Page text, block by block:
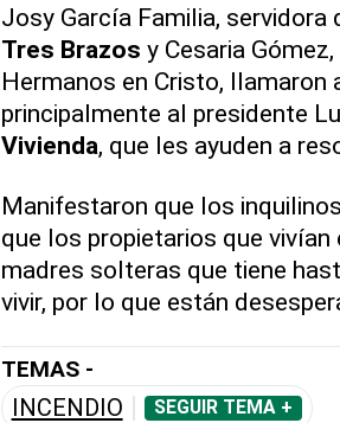
Josy García Familia, servidora
Tres Brazos y Cesaria
Hermanos en Cristo, llamaron
principalmente al presidente
Vivienda, que les ayuden a
Manifestaron que los
que los propietarios que vivían
madres solteras que tiene
vivir, por lo que están
TEMAS -
INCENDIO SEGUIR TEMA +